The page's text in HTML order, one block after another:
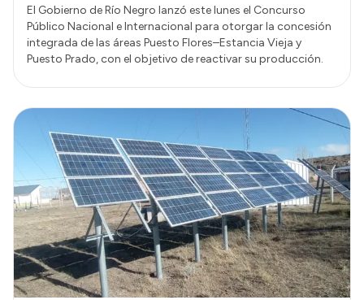
El Gobierno de Río Negro lanzó este lunes el Concurso
Público Nacional e Internacional para otorgar la concesión
integrada de las áreas Puesto Flores–Estancia Vieja y
Puesto Prado, con el objetivo de reactivar su producción.